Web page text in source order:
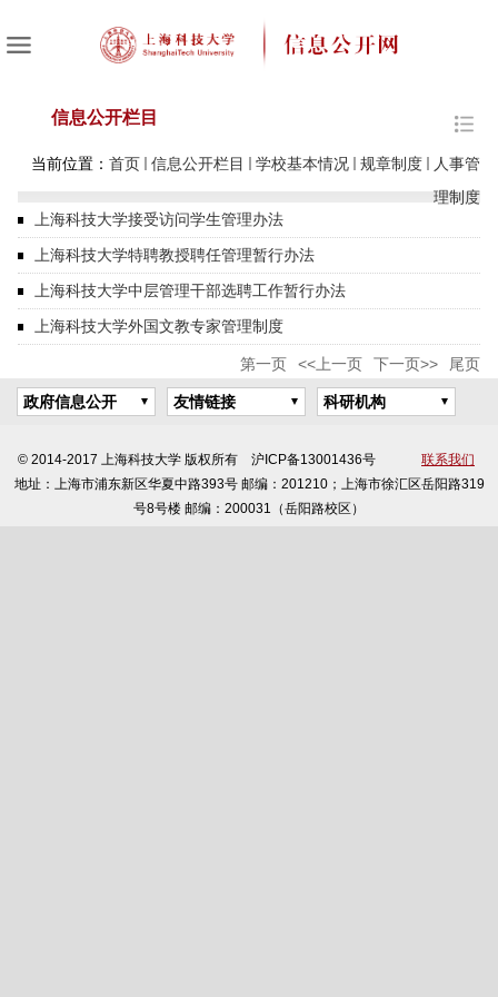
信息公开栏目
当前位置： 首页 信息公开栏目 学校基本情况 规章制度
人事管
理制度
上海科技大学接受访问学生管理办法
上海科技大学特聘教授聘任管理暂行办法
上海科技大学中层管理干部选聘工作暂行办法
上海科技大学外国文教专家管理制度
第一页 <<上一页 下一页>> 尾页
政府信息公开 友情链接 科研机构
© 2014-2017 上海科技大学 版权所有 沪ICP备13001436号
联系我们
地址：上海市浦东新区华夏中路393号 邮编：201210；上海市徐汇区岳阳路319
号8号楼 邮编：200031（岳阳路校区）